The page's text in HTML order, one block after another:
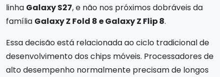
linha Galaxy S27, e não nos próximos dobráveis da
família Galaxy Z Fold 8 e Galaxy Z Flip 8.
Essa decisão está relacionada ao ciclo tradicional de
desenvolvimento dos chips móveis. Processadores de
alto desempenho normalmente precisam de longos